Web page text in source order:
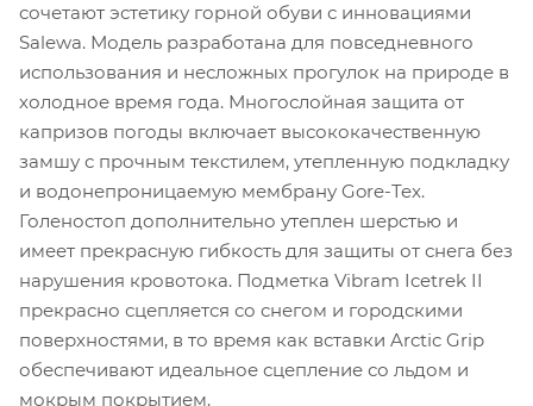
сочетают эстетику горной обуви с инновациями
Salewa. Модель разработана для повседневного
использования и несложных прогулок на природе в
холодное время года. Многослойная защита от
капризов погоды включает высококачественную
замшу с прочным текстилем, утепленную подкладку
и водонепроницаемую мембрану Gore-Tex.
Голеностоп дополнительно утеплен шерстью и
имеет прекрасную гибкость для защиты от снега без
нарушения кровотока. Подметка Vibram Icetrek II
прекрасно сцепляется со снегом и городскими
поверхностями, в то время как вставки Arctic Grip
обеспечивают идеальное сцепление со льдом и
мокрым покрытием.